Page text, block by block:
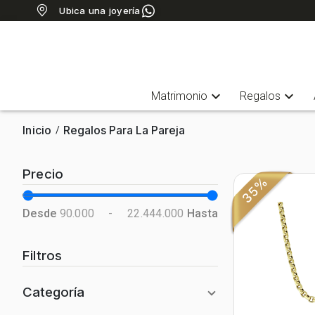
Ubica una joyería
Matrimonio expand_more Regalos expand_more
Inicio / Regalos Para La Pareja
Precio
Desde 90.000 - 22.444.000 Hasta
Filtros
Categoría
35%